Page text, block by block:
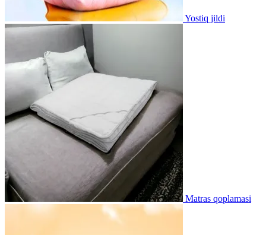
Yostiq jildi
Matras qoplamasi